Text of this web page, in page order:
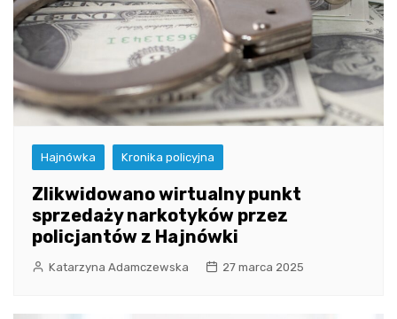
Hajnówka Kronika policyjna
Zlikwidowano wirtualny punkt
sprzedaży narkotyków przez
policjantów z Hajnówki
Katarzyna Adamczewska 27 marca 2025